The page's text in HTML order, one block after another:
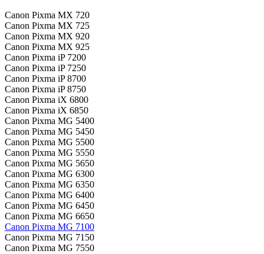
Canon Pixma MX 720
Canon Pixma MX 725
Canon Pixma MX 920
Canon Pixma MX 925
Canon Pixma iP 7200
Canon Pixma iP 7250
Canon Pixma iP 8700
Canon Pixma iP 8750
Canon Pixma iX 6800
Canon Pixma iX 6850
Canon Pixma MG 5400
Canon Pixma MG 5450
Canon Pixma MG 5500
Canon Pixma MG 5550
Canon Pixma MG 5650
Canon Pixma MG 6300
Canon Pixma MG 6350
Canon Pixma MG 6400
Canon Pixma MG 6450
Canon Pixma MG 6650
Canon Pixma MG 7100
Canon Pixma MG 7150
Canon Pixma MG 7550